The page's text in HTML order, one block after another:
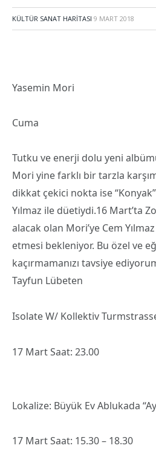
KÜLTÜR SANAT HARITASI 9 MART 2018
16
Cuma
Tutku ve enerji dolu yeni
Mori yine farklı bir tarzla
dikkat çekici nokta ise
Yılmaz ile düetiydi.16 Mart’ta
alacak olan Mori’ye Cem
etmesi bekleniyor. Bu özel ve
kaçırmamanızı tavsiye
Tayfun Lübeten
Isolate W/ Kollektiv
17 Mart Saat: 23.00
Lokalize: Büyük Ev Ablukada
17 Mart Saat: 15.30 – 18.30